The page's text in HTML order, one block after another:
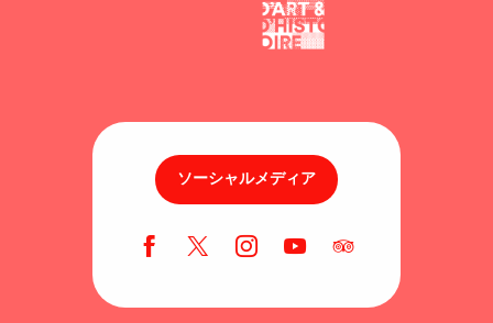
ソーシャルメディア